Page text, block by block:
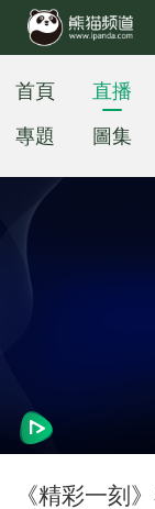
首頁 直播
專題
圖集
《精彩一刻